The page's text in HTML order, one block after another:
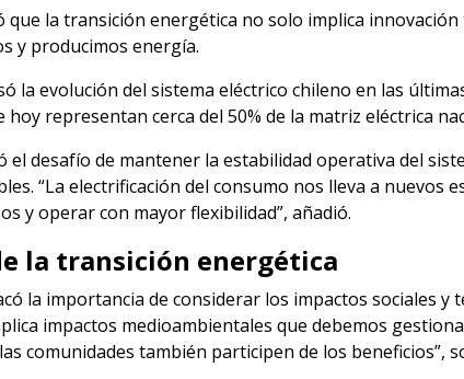
que la transición energética no solo implica
y producimos energía.
la evolución del sistema eléctrico chileno en las
hoy representan cerca del 50% de la matriz eléctrica
el desafío de mantener la estabilidad operativa del
“La electrificación del consumo nos lleva a
y operar con mayor flexibilidad”, añadió.
la transición energética
la importancia de considerar los impactos sociales
impactos medioambientales que debemos
comunidades también participen de los beneficios”,